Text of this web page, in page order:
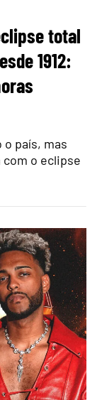
total
1912:
país, mas
com o eclipse